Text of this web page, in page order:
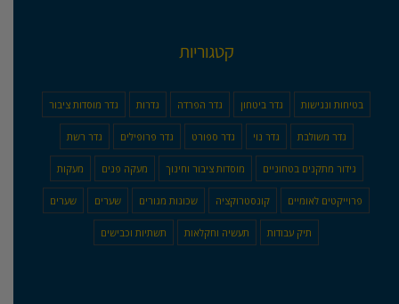
קטגוריות
בטיחות ונגישות גדר ביטחון גדר הפרדה גדרות גדר מוסדות ציבור
גדר משולבת גדר נוי גדר ספורט גדר פרופילים גדר רשת
גידור מתקנים בטחוניים מוסדות ציבור וחינוך מעקה פנים מעקות
פרוייקטים לאומיים קונסטרוקציה שכונות מגורים שערים שערים
תיק עבודות תעשיה וחקלאות תשתיות וכבישים